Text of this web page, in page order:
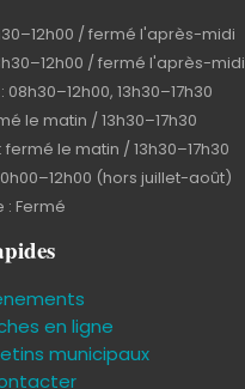
/ fermé l'après-midi
/ fermé l'après-midi
13h30–17h30
le matin / 13h30–17h30
le matin / 13h30–17h30
(hors juillet-août)
: Fermé
en ligne
municipaux